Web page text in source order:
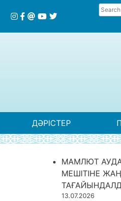
ДӘРІСТЕР
МАМЛЮТ
МЕШІТІНЕ
13.07.2026